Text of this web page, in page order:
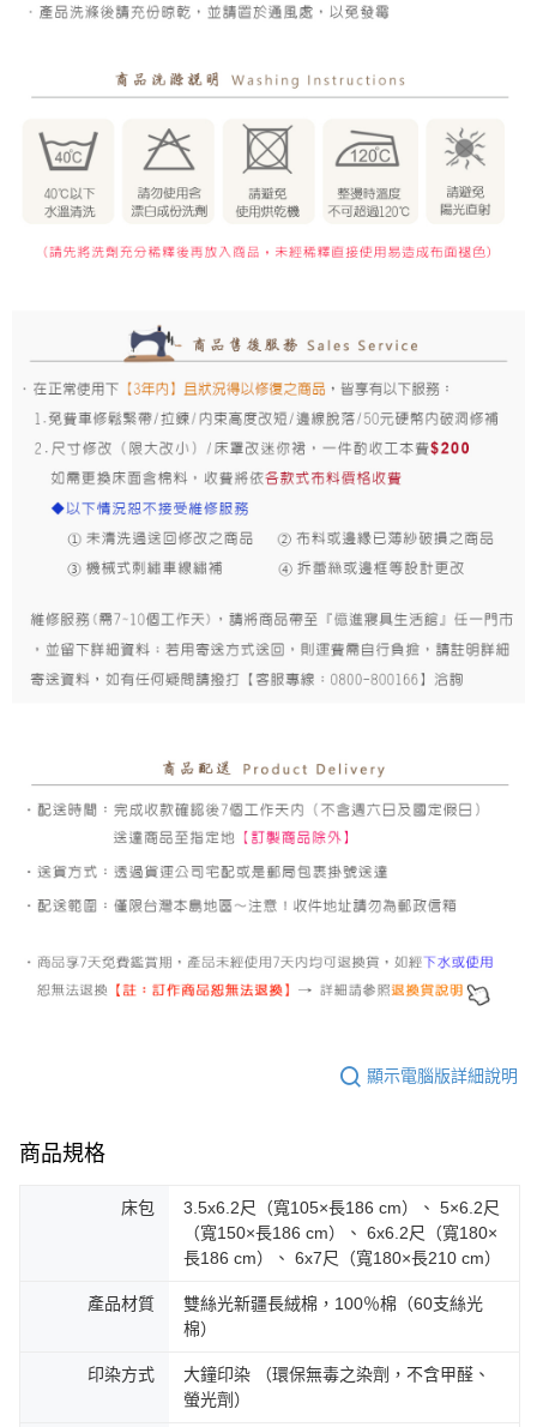
顯示電腦版詳細說明
商品規格
床包
3.5x6.2尺（寬105×長186 cm）、 5×6.2尺
（寬150×長186 cm）、 6x6.2尺（寬180×
長186 cm）、 6x7尺（寬180×長210 cm）
產品材質
雙絲光新疆長絨棉，100％棉（60支絲光
棉）
印染方式
大鐘印染 （環保無毒之染劑，不含甲醛、
螢光劑）